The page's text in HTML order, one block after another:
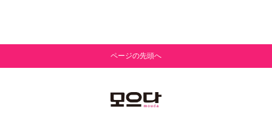
ページの先頭へ